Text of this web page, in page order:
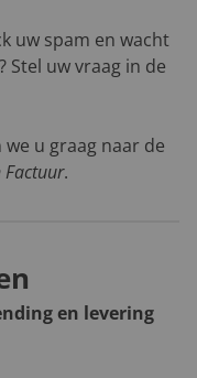
uw spam en wacht
Stel uw vraag in de
u graag naar de
Factuur.
en levering